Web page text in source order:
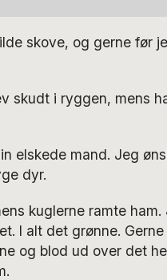
skove, og gerne før
skudt i ryggen, mens
elskede mand. Jeg
dyr.
kuglerne ramte
I alt det grønne.
og blod ud over det